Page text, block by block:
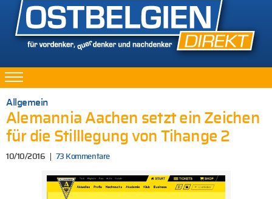
Allgemein
Alemannia Aachen setzt ein Zeichen
für die Stilllegung von Tihange 2
10/10/2016 73 Kommentare